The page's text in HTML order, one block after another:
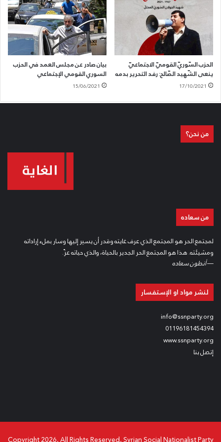
عمدة التّربية والشّباب
الحزب السّوريّ القوميّ الاجتماعيّ
ينعى الشّهيد الصّالح: رفد التحرير بدمه
17/10/2021
بيان صادر عن مجلس العمد في الحزب
السوري القومي الإجتماعي
15/06/2021
من نحن؟
من سعاده
لمجتمع الحر هو المجتمع الذي عرف غايته وقدر أن يسير إليها وسار بملء إراداته
ومشيئته. هذا هو المجتمع الحر الجدير بالحياة، والذي حياته عزّ.
—أنطون سعاده
لنشر مواد او الإستفسار
info@ssnparty.org
01196181454394
www.ssnparty.org
إتصل بنا
Copyright 2026, All Rights Reserved, Syrian Social Nationalist Party